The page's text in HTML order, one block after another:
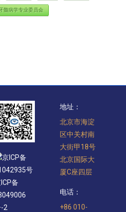
髓病学专业委员会
京ICP备
号
备
2
地址：
北京市海淀
区中关村南
大街甲18号
北京国际大
厦C座四层
电话：
+86 010-